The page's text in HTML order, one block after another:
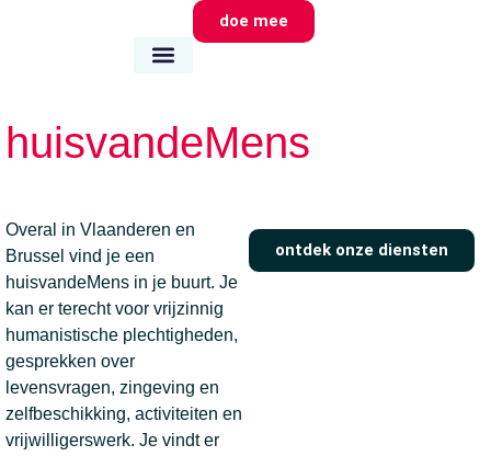
doe mee
huisvandeMens
Overal in Vlaanderen en
Brussel vind je een
huisvandeMens in je buurt. Je
kan er terecht voor vrijzinnig
humanistische plechtigheden,
gesprekken over
levensvragen, zingeving en
zelfbeschikking, activiteiten en
vrijwilligerswerk. Je vindt er
ontdek onze diensten